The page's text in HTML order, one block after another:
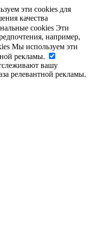
эти cookies для
качества
cookies Эти
например,
Мы используем эти
рекламы.
вашу
релевантной рекламы.